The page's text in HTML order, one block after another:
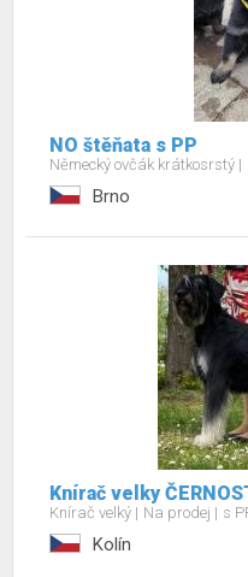
NO štěňata s PP
Německý ovčák krátkosrstý
Brno
Knírač velky
Knírač velký Na prodej s
Kolín